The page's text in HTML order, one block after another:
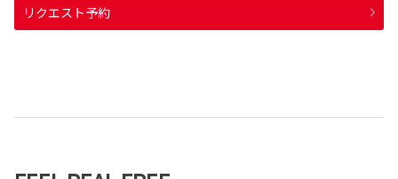
リクエスト予約